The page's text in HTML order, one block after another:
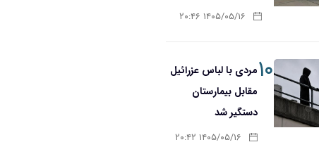
۱۴۰۵/۰۵/۱۶ ۲۰:۴۶
۱۰مردی با لباس عزرائیل
مقابل بیمارستان
دستگیر شد
۱۴۰۵/۰۵/۱۶ ۲۰:۴۲